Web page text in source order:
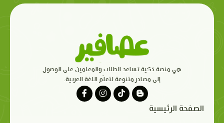
هي منصة ذكية تساعد الطلاب والمعلمين على الوصول
إلى مصادر متنوعة لتعلّم اللغة العربية.
الصفحة الرئيسية